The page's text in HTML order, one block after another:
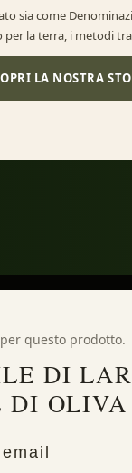
sia come
per la terra, i metodi
LA NOSTRA
questo prodotto.
DI
DI